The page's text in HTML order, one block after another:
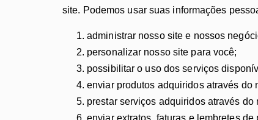
site. Podemos usar suas informações
administrar nosso site e nossos
personalizar nosso site para você;
possibilitar o uso dos serviços
enviar produtos adquiridos através do
prestar serviços adquiridos através do
enviar extratos, faturas e lembretes